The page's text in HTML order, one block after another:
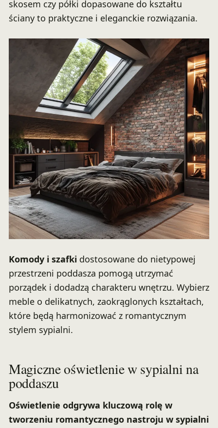
skosem czy półki dopasowane do kształtu
ściany to praktyczne i eleganckie rozwiązania.
Komody i szafki dostosowane do nietypowej
przestrzeni poddasza pomogą utrzymać
porządek i dodadzą charakteru wnętrzu. Wybierz
meble o delikatnych, zaokrąglonych kształtach,
które będą harmonizować z romantycznym
stylem sypialni.
Magiczne oświetlenie w sypialni na
poddaszu
Oświetlenie odgrywa kluczową rolę w
tworzeniu romantycznego nastroju w sypialni